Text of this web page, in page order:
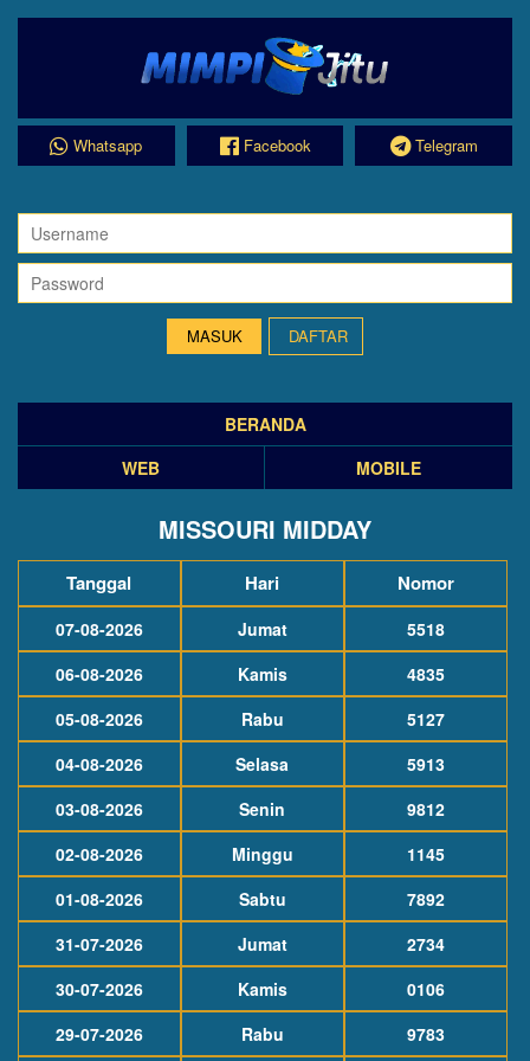
Whatsapp Facebook Telegram
DAFTAR
BERANDA
WEB
MOBILE
MISSOURI MIDDAY
Tanggal Hari Nomor
07-08-2026 Jumat
5518
06-08-2026
Kamis
4835
05-08-2026
Rabu
5127
04-08-2026
Selasa
5913
03-08-2026
Senin
9812
02-08-2026
Minggu
1145
01-08-2026
Sabtu
7892
31-07-2026
Jumat
2734
30-07-2026
Kamis
0106
29-07-2026
Rabu 9783